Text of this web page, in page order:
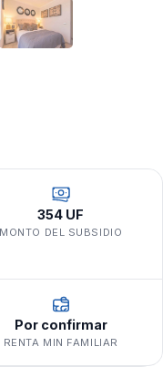
354 UF
MONTO DEL SUBSIDIO
Por confirmar
RENTA MIN FAMILIAR